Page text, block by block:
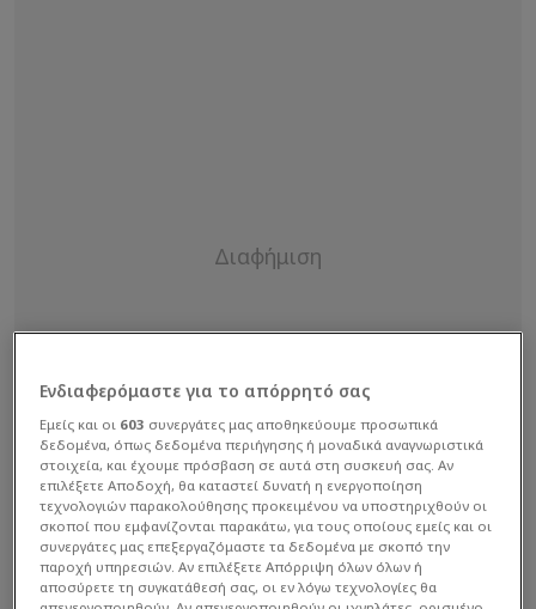
Ενδιαφερόμαστε για το απόρρητό σας
Εμείς και οι 603 συνεργάτες μας αποθηκεύουμε προσωπικά
δεδομένα, όπως δεδομένα περιήγησης ή μοναδικά αναγνωριστικά
στοιχεία, και έχουμε πρόσβαση σε αυτά στη συσκευή σας. Αν
επιλέξετε Αποδοχή, θα καταστεί δυνατή η ενεργοποίηση
τεχνολογιών παρακολούθησης προκειμένου να υποστηριχθούν οι
σκοποί που εμφανίζονται παρακάτω, για τους οποίους εμείς και οι
συνεργάτες μας επεξεργαζόμαστε τα δεδομένα με σκοπό την
παροχή υπηρεσιών. Αν επιλέξετε Απόρριψη όλων όλων ή
αποσύρετε τη συγκατάθεσή σας, οι εν λόγω τεχνολογίες θα